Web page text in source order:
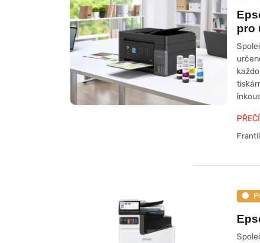
pro